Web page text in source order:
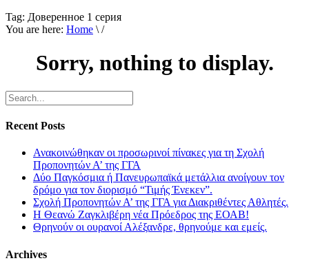
Tag: Доверенное 1 серия
You are here: Home \ /
Sorry, nothing to display.
Recent Posts
Ανακοινώθηκαν οι προσωρινοί πίνακες για τη Σχολή
Προπονητών Α’ της ΓΓΑ
Δύο Παγκόσμια ή Πανευρωπαϊκά μετάλλια ανοίγουν τον
δρόμο για τον διορισμό “Τιμής Ένεκεν”.
Σχολή Προπονητών Α’ της ΓΓΑ για Διακριθέντες Αθλητές.
Η Θεανώ Ζαγκλιβέρη νέα Πρόεδρος της ΕΟΑΒ!
Θρηνούν οι ουρανοί Αλέξανδρε, θρηνούμε και εμείς.
Archives